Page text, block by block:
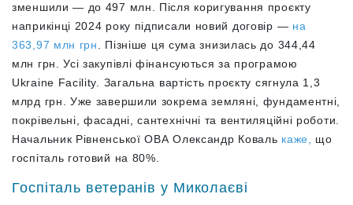
зменшили — до 497 млн. Після коригування проєкту
наприкінці 2024 року підписали новий договір — на
363,97 млн грн
. Пізніше ця сума знизилась до 344,44
млн грн. Усі закупівлі фінансуються за програмою
Ukraine Facility. Загальна вартість проєкту сягнула 1,3
млрд грн. Уже завершили зокрема земляні, фундаментні,
покрівельні, фасадні, сантехнічні та вентиляційні роботи.
Начальник Рівненської ОВА Олександр Коваль каже,
що
госпіталь готовий на 80%.
Госпіталь ветеранів у Миколаєві